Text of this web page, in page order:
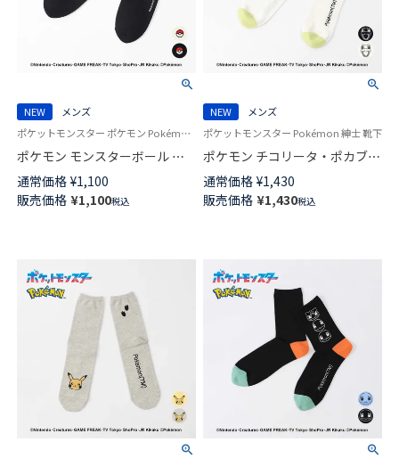
NEW
メンズ
ポケットモンスター ポケモン Pokémon 紳士 靴下 男性
ポケモン モンスターボール ワ
ンポイント ショート丈 カジュ
アル ソックス メンズ 02432202
通常価格 ¥1,100
販売価格 ¥1,100税込
NEW
メンズ
ポケットモンスター Pokémon 紳士 靴下
ポケモン チコリータ・ポカブ・
ワニノコ プリント クルー丈 カ
ジュアル ソックス メンズ
02432113
通常価格 ¥1,430
販売価格 ¥1,430税込